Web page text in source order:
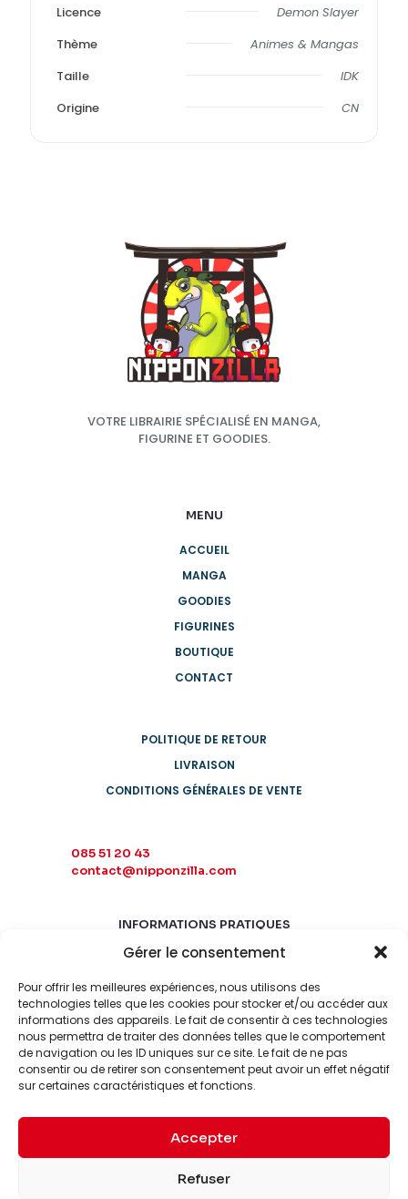
Gérer le consentement
Pour offrir les meilleures expériences, nous utilisons des
technologies telles que les cookies pour stocker et/ou accéder aux
informations des appareils. Le fait de consentir à ces technologies
nous permettra de traiter des données telles que le comportement
de navigation ou les ID uniques sur ce site. Le fait de ne pas
consentir ou de retirer son consentement peut avoir un effet négatif
sur certaines caractéristiques et fonctions.
Accepter
Refuser
Licence
Demon Slayer
Thème
Animes & Mangas
Taille
IDK
Origine
CN
VOTRE LIBRAIRIE SPÉCIALISÉ EN MANGA,
FIGURINE ET GOODIES.
MENU
ACCUEIL
MANGA
GOODIES
FIGURINES
BOUTIQUE
CONTACT
POLITIQUE DE RETOUR
LIVRAISON
CONDITIONS GÉNÉRALES DE VENTE
085 51 20 43
contact@nipponzilla.com
INFORMATIONS PRATIQUES
MARDI-SAMEDI
LUNDI-DIMANCHE
FERMÉ
© 2026 Nipponzilla. Tous
Mentions